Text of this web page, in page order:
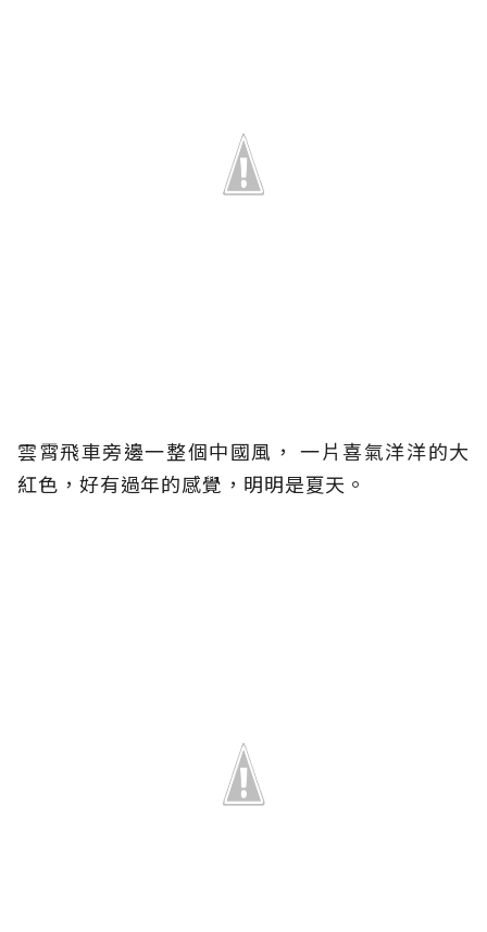
雲霄飛車旁邊一整個中國風， 一片喜氣洋洋的大
紅色，好有過年的感覺，明明是夏天。